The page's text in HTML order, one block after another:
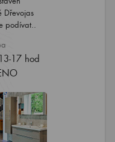
Dřevojas
podívat..
17 hod